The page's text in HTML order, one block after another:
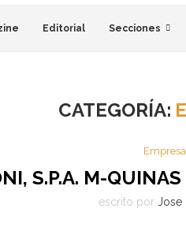
Editorial Secciones
CATEGORÍA:
S.P.A. M-
escrito por Jose